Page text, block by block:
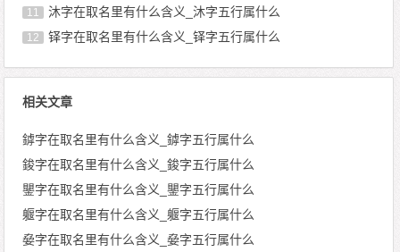
11 沐字在取名里有什么含义_沐字五行属什么
12 铎字在取名里有什么含义_铎字五行属什么
相关文章
鏬字在取名里有什么含义_鏬字五行属什么
鋑字在取名里有什么含义_鋑字五行属什么
鑍字在取名里有什么含义_鑍字五行属什么
躽字在取名里有什么含义_躽字五行属什么
姭字在取名里有什么含义_姭字五行属什么